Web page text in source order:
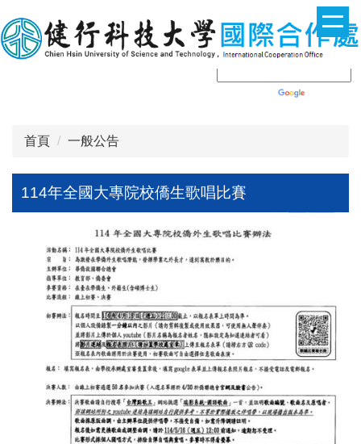
到
主
首頁
一般公告
114年全國大專院校僑生歌唱比賽